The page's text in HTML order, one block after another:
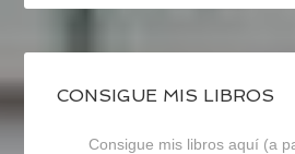
CONSIGUE MIS LIBROS
Consigue mis libros aquí (a